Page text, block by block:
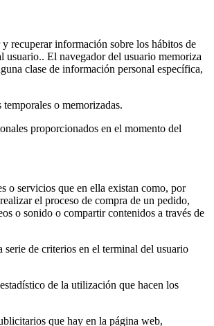
recuperar información sobre los hábitos de
usuario.. El navegador del usuario memoriza
clase de información personal específica,
o memorizadas.
proporcionados en el momento del
o servicios que en ella existan como, por
el proceso de compra de un pedido,
o sonido o compartir contenidos a través de
de criterios en el terminal del usuario
de la utilización que hacen los
que hay en la página web,